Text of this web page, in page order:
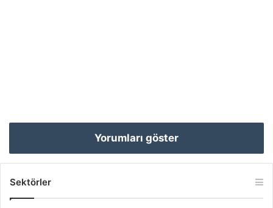
Yorumları göster
Sektörler